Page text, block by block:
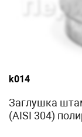
k014
Заглушка
(AISI 304)